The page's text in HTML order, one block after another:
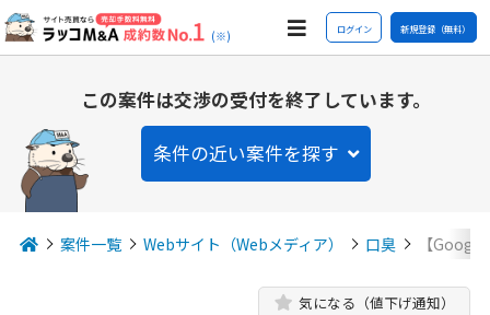
(※) ログイン 新規登録（無料）
この案件は交渉の受付を終了しています。
条件の近い案件を探す
案件一覧 Webサイト（Webメディア） 口臭 【
気になる（値下げ通知）